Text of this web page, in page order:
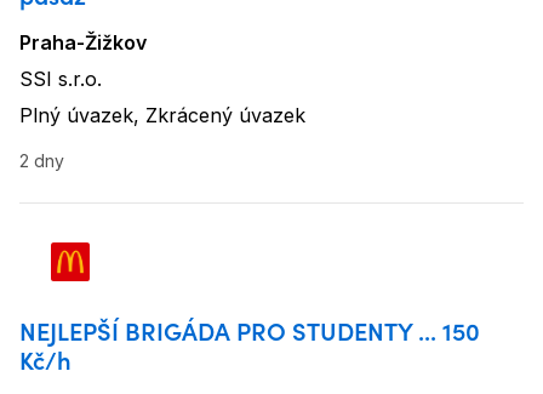
Lokalita
Praha-Žižkov
Název firmy
SSI s.r.o.
Typ úvazku:
Plný úvazek, Zkrácený úvazek
2 dny
NEJLEPŠÍ BRIGÁDA PRO STUDENTY ... 150
Kč/h